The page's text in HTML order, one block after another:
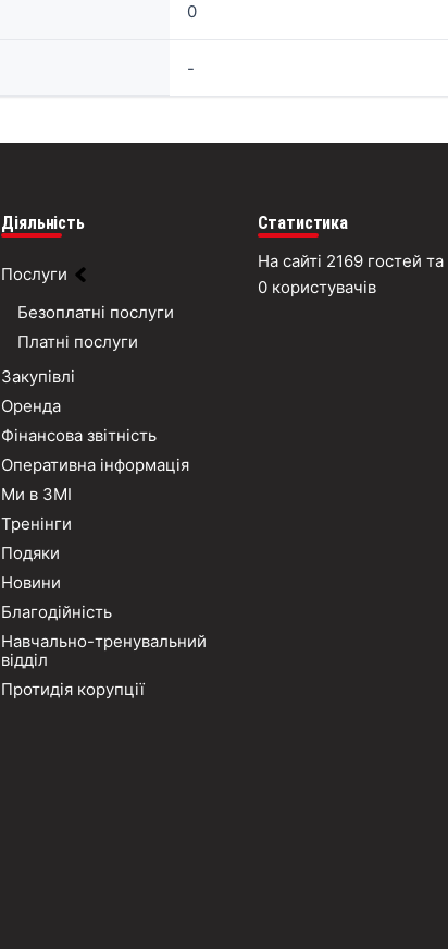
0
-
Діяльність
Послуги
Безоплатні послуги
Платні послуги
Закупівлі
Оренда
Фінансова звітність
Оперативна інформація
Ми в ЗМІ
Тренінги
Подяки
Новини
Благодійність
Навчально-тренувальний
відділ
Протидія корупції
Статистика
На сайті 2169 гостей та
0 користувачів